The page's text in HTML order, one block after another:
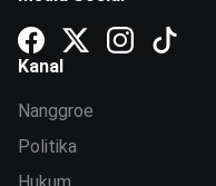
Kanal
Nanggroe
Politika
Hukum